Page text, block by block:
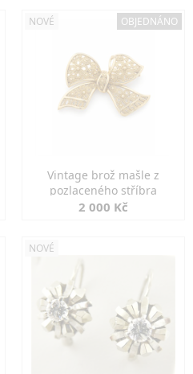
NOVÉ OBJEDNÁNO
Vintage brož mašle z
pozlaceného stříbra
2 000 Kč
NOVÉ